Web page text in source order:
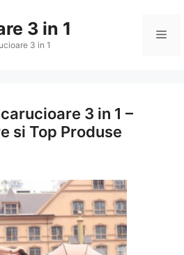
3 in 1
3 in 1
3 in 1 –
si Top Produse